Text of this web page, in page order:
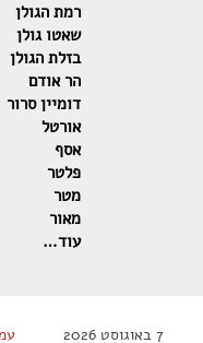
רמת הגולן
שאטו גולן
בזלת הגולן
הר אודם
דומיין סרור
אורטל
אסף
פלטר
מטר
מאור
עוד…
7 באוגוסט 2026